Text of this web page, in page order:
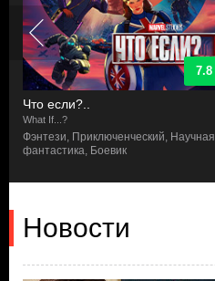
7.8
Что если?..
What If...?
Фэнтези, Приключенческий, Научная
фантастика, Боевик
Новости